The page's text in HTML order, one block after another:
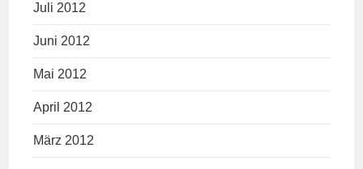
Juli 2012
Juni 2012
Mai 2012
April 2012
März 2012